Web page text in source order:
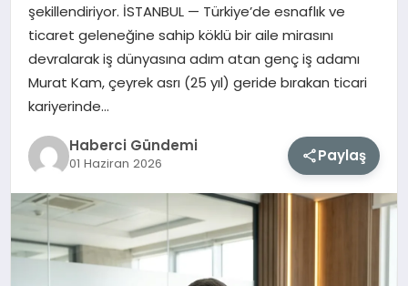
SAĞLIK
TEKNOLOJI
şekillendiriyor. İSTANBUL — Türkiye’de esnaflık ve
ticaret geleneğine sahip köklü bir aile mirasını
devralarak iş dünyasına adım atan genç iş adamı
Murat Kam, çeyrek asrı (25 yıl) geride bırakan ticari
kariyerinde…
Haberci Gündemi
01 Haziran 2026 Paylaş